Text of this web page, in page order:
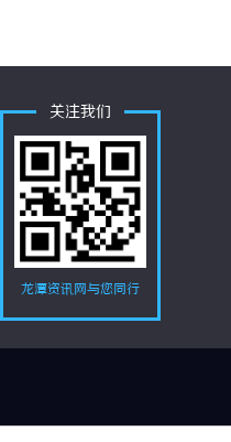
关注我们
龙潭资讯网与您同行